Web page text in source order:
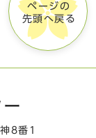
ページの
先頭へ戻る
8番1